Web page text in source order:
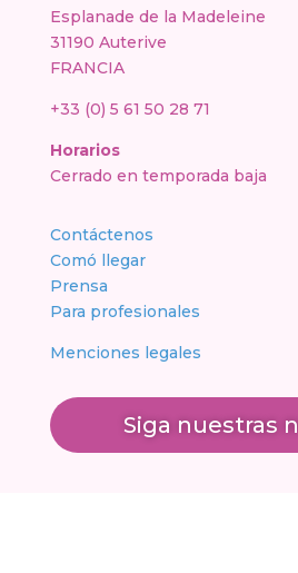
Esplanade de la Madeleine
31190 Auterive
FRANCIA
+33 (0) 5 61 50 28 71
Horarios
Cerrado en temporada baja
Contáctenos
Comó llegar
Prensa
Para profesionales
Menciones legales
Siga nuestras